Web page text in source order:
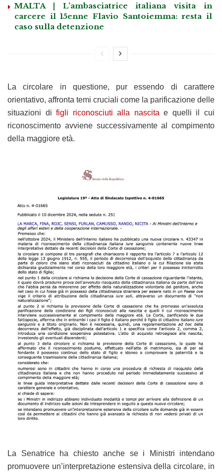
MALTA | L’ambasciatrice italiana visita in
carcere il 15enne Flavio Santoiemma: resta il
caso sulla detenzione
La circolare in questione, pur essendo di carattere
orientativo, affronta temi cruciali come la parificazione delle
situazioni difigli riconosciuti alla nascita e quelli il cui
riconoscimento avviene successivamente al compimento
della maggiore età.
La Senatrice ha chiesto anche se i Ministri intendano
promuovere un’interpretazione estensiva della circolare, in